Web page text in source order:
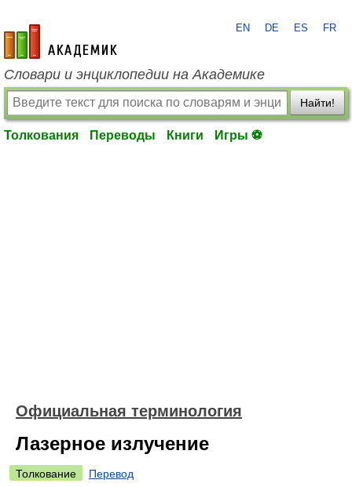
academic.ru
EN DE ES FR
Словари и энциклопедии на Академике
Найти!
Толкования Переводы Книги Игры ⚽
Официальная терминология
Лазерное излучение
Толкование
Перевод